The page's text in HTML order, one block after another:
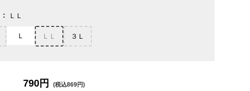
ＬＬ
Ｌ ＬＬ ３Ｌ
790円 (税込869円)